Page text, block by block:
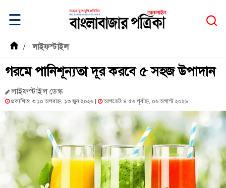
☰
/ লাইফস্টাইল
গরমে পানিশূন্যতা দূর করবে ৫ সহজ উপাদান
লাইফস্টাইল ডেস্ক
প্রকাশিত: ৩:১০ অপরাহ্ন, ১৩ জুন ২০২৬ | আপডেট: ৪:৫৬ পূর্বাহ্ন, ০৬ অগাস্ট ২০২৬